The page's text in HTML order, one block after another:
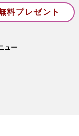
料プレゼント
ュー